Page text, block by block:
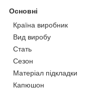
Основні
Країна виробник
Вид виробу
Стать
Сезон
Матеріал підкладки
Капюшон